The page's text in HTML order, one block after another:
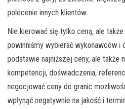
polecenie innych klientów.
Nie kierować się tylko ceną, ale
powinniśmy wybierać wykonawców i
podstawie najniższej ceny, ale także
kompetencji, doświadczenia,
negocjować ceny do granic
wpłynąć negatywnie na jakość i